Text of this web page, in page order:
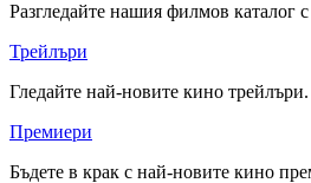
Разгледайте нашия филмов каталог
Трейлъри
Гледайте най-новите кино
Премиери
Бъдете в крак с най-новите кино